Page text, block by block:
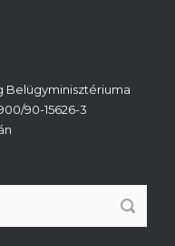
Belügyminisztériuma
90-15626-3